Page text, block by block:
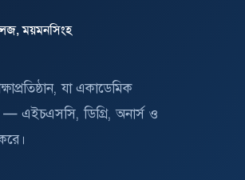
ময়মনসিংহ
যা একাডেমিক
— এইচএসসি, ডিগ্রি, অনার্স ও